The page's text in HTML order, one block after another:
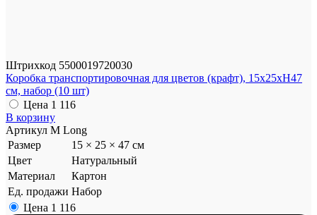
Штрихкод 5500019720030
Коробка транспортировочная для цветов (крафт), 15x25xH47
см, набор (10 шт)
Цена 1 116
В корзину
Артикул М Long
Размер
15 × 25 × 47 см
Цвет
Натуральный
Материал
Картон
Ед. продажи Набор
Цена 1 116